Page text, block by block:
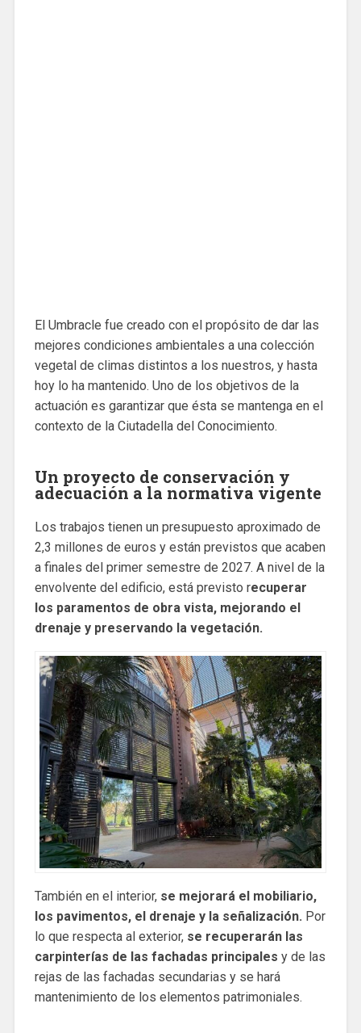
El Umbracle fue creado con el propósito de dar las
mejores condiciones ambientales a una colección
vegetal de climas distintos a los nuestros, y hasta
hoy lo ha mantenido. Uno de los objetivos de la
actuación es garantizar que ésta se mantenga en el
contexto de la Ciutadella del Conocimiento.
Un proyecto de conservación y
adecuación a la normativa vigente
Los trabajos tienen un presupuesto aproximado de
2,3 millones de euros y están previstos que acaben
a finales del primer semestre de 2027. A nivel de la
envolvente del edificio, está previsto recuperar
los paramentos de obra vista, mejorando el
drenaje y preservando la vegetación.
También en el interior, se mejorará el mobiliario,
los pavimentos, el drenaje y la señalización. Por
lo que respecta al exterior, se recuperarán las
carpinterías de las fachadas principales y de las
rejas de las fachadas secundarias y se hará
mantenimiento de los elementos patrimoniales.